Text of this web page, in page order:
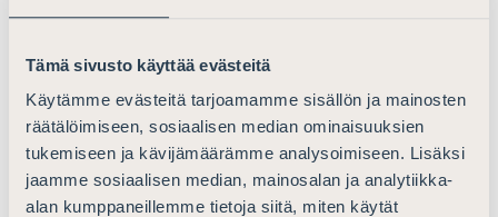
Tämä sivusto käyttää evästeitä
Käytämme evästeitä tarjoamamme sisällön ja mainosten
räätälöimiseen, sosiaalisen median ominaisuuksien
tukemiseen ja kävijämäärämme analysoimiseen. Lisäksi
jaamme sosiaalisen median, mainosalan ja analytiikka-
alan kumppaneillemme tietoja siitä, miten käytät
julkistetussaraportissa
omakustannushintaa. Raportissa käytettiin erilaisia
arviointiperusteita omakustannushinnan
selvittämiseksi. Lopputulos oli se, että oikeusavun
omakustannushinta on 140–210 euroa tunnilta.
Oikeusministeriö suhtautui selvitykseen hyvin